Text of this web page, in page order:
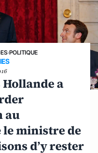
›POLITIQUE
a
au
le ministre de
d’y rester